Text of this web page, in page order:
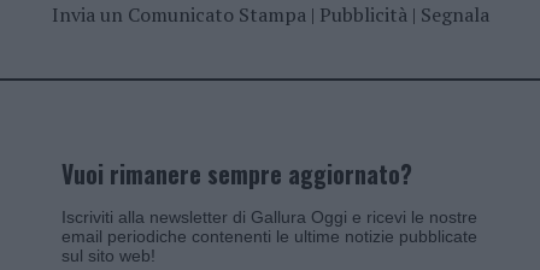
Invia un Comunicato Stampa| Pubblicità| Segnala
Vuoi rimanere sempre aggiornato?
Iscriviti alla newsletter di Gallura Oggi e ricevi le nostre
email periodiche contenenti le ultime notizie pubblicate
sul sito web!